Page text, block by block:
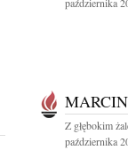
Z głębokim
października